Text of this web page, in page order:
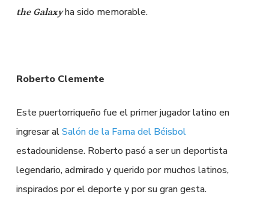
the Galaxyha sido memorable.
Roberto Clemente
Este puertorriqueño fue el primer jugador latino en
ingresar alSalón de la Fama del Béisbol
estadounidense. Roberto pasó a ser un deportista
legendario, admirado y querido por muchos latinos,
inspirados por el deporte y por su gran gesta.